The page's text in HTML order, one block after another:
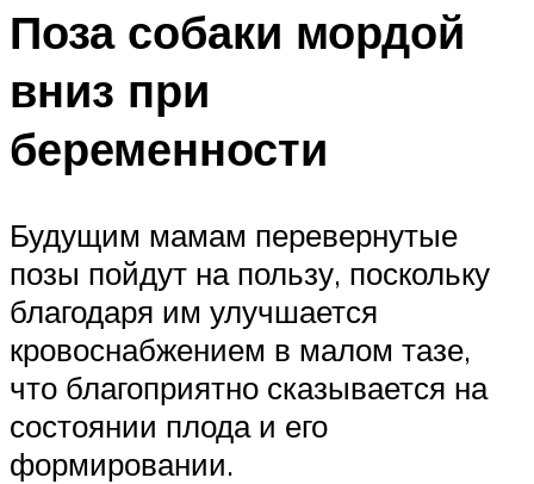
Поза собаки мордой
вниз при
беременности
Будущим мамам перевернутые
позы пойдут на пользу, поскольку
благодаря им улучшается
кровоснабжением в малом тазе,
что благоприятно сказывается на
состоянии плода и его
формировании.